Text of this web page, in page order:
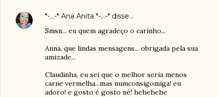
*-...-* Ana Anita *-...-* disse…
Smsn... eu quem agradeço o carinho...
Anna, que lindas mensagens... obrigada pela sua
amizade...
Claudinha, eu sei que o melhor seria menos
carne vermelha...mas numconsigomiga! eu
adoro! e gosto é gosto né! hehehehe